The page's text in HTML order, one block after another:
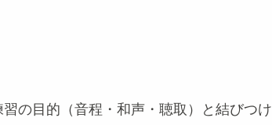
の目的（音程・和声・聴取）と結びつけ